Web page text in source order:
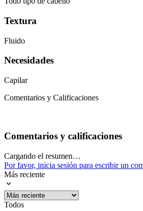
Textura
Fluido
Necesidades
Capilar
Comentarios y Calificaciones
Comentarios y calificaciones
Cargando el resumen…
Por favor, inicia sesión para escribir un
Más reciente
Todos